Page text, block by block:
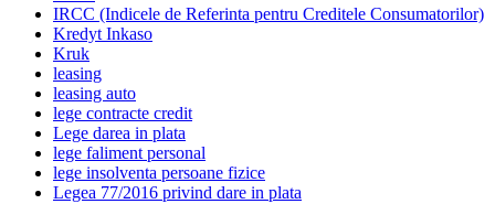
IRCC (Indicele de Referinta pentru Creditele Consumatorilor)
Kredyt Inkaso
Kruk
leasing
leasing auto
lege contracte credit
Lege darea in plata
lege faliment personal
lege insolventa persoane fizice
Legea 77/2016 privind dare in plata